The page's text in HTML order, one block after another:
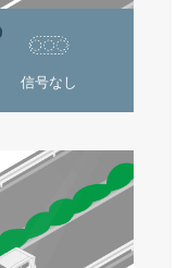
信号なし